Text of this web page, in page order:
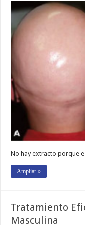
No hay extracto porque
Ampliar »
Tratamiento
Masculina